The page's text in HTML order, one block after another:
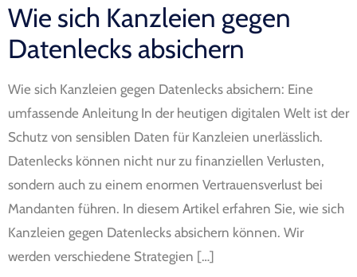
Wie sich Kanzleien gegen
Datenlecks absichern
Wie sich Kanzleien gegen Datenlecks absichern: Eine
umfassende Anleitung In der heutigen digitalen Welt ist der
Schutz von sensiblen Daten für Kanzleien unerlässlich.
Datenlecks können nicht nur zu finanziellen Verlusten,
sondern auch zu einem enormen Vertrauensverlust bei
Mandanten führen. In diesem Artikel erfahren Sie, wie sich
Kanzleien gegen Datenlecks absichern können. Wir
werden verschiedene Strategien […]